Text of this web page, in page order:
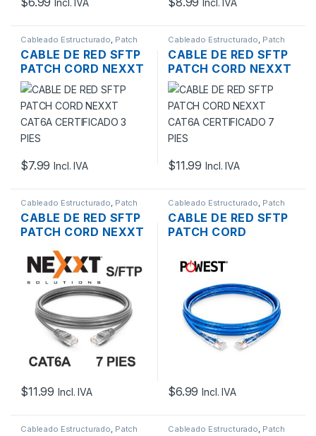
Incl. IVA Incl. IVA
Cableado Estructurado Patch
CABLE DE RED SFTP
PATCH CORD NEXXT
CAT6A CERTIFICADO
3 PIES
$7.99 Incl. IVA
Cableado Estructurado Patch
CABLE DE RED SFTP
PATCH CORD NEXXT
CAT6A CERTIFICADO
7 PIES
$11.99 Incl. IVA
Cableado Estructurado Patch
CABLE DE RED SFTP
PATCH CORD NEXXT
CAT6A CERTIFICADO
BLINDADO 7 PIES
$11.99 Incl. IVA
Cableado Estructurado Patch
CABLE DE RED SFTP
PATCH CORD
CERTIFICADO 10 PIES
$6.99 Incl. IVA
Cableado Estructurado Patch Cableado Estructurado Patch